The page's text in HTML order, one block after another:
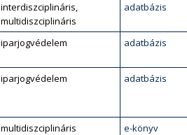
interdiszciplináris,
multidiszciplináris
adatbázis
iparjogvédelem adatbázis
iparjogvédelem adatbázis
multidiszciplináris e-könyv